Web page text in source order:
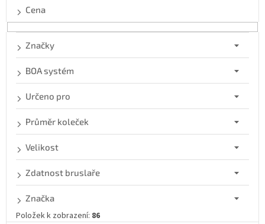
o
Cena
Značky
BOA systém
Určeno pro
Průměr koleček
Velikost
Zdatnost bruslaře
Značka
Položek k zobrazení: 86